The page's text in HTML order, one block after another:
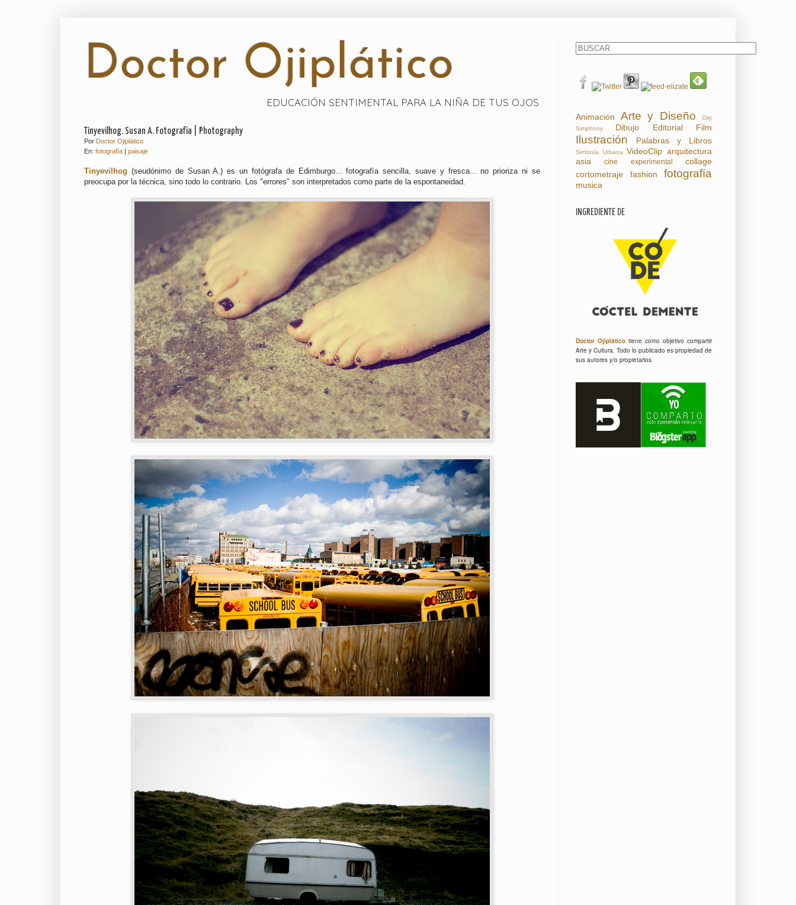
Doctor Ojiplático
EDUCACIÓN SENTIMENTAL PARA LA NIÑA DE TUS OJOS
Tinyevilhog. Susan A. Fotografía | Photography
Por Doctor Ojiplático
En: fotografía | paisaje
Tinyevilhog (seudónimo de Susan A.) es un fotógrafa de Edimburgo... fotografía sencilla, suave y fresca... no prioriza ni se
preocupa por la técnica, sino todo lo contrario. Los "errores" son interpretados como parte de la espontaneidad.
Animación Arte y Diseño
City
Simphony
Dibujo Editorial Film
Ilustración Palabras y Libros
Sinfonía Urbana VideoClip arquitectura
asia
cine experimental
collage
cortometraje
fashion fotografía
musica
INGREDIENTE DE
Doctor Ojiplático tiene como objetivo compartir
Arte y Cultura. Todo lo publicado es propiedad de
sus autores y/o propietarios.